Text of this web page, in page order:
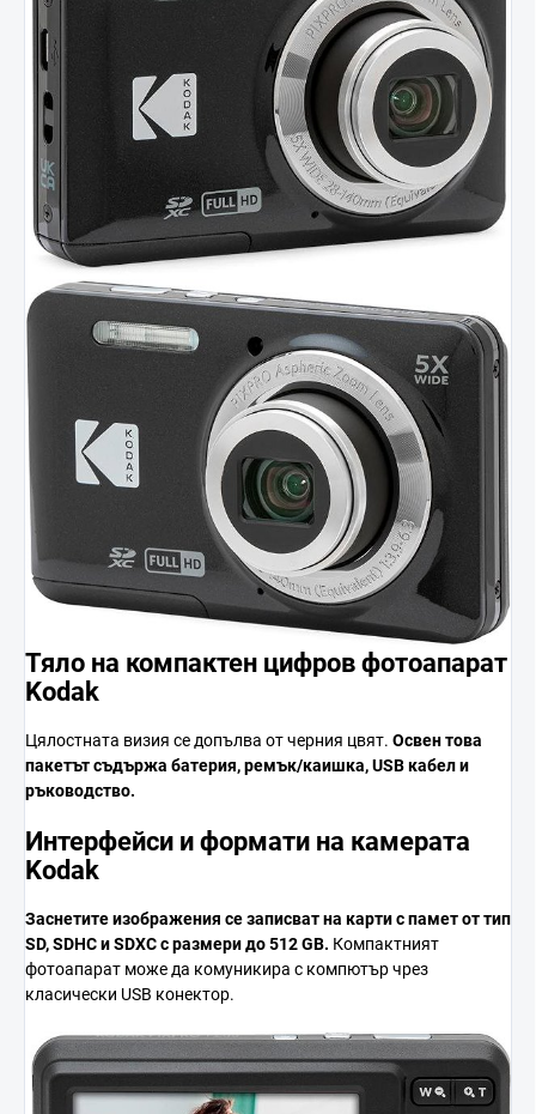
Тяло на компактен цифров фотоапарат
Kodak
Цялостната визия се допълва от черния цвят. Освен това
пакетът съдържа батерия, ремък/каишка, USB кабел и
ръководство.
Интерфейси и формати на камерата
Kodak
Заснетите изображения се записватна карти с памет от тип
SD, SDHC и SDXCс размери до512 GB. Компактният
фотоапарат може да комуникира с компютър чрез
класически USB конектор.